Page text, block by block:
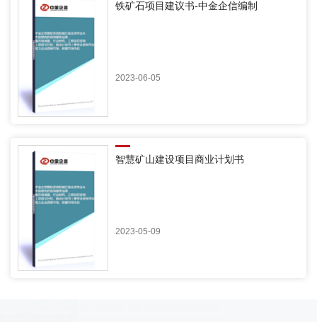
铁矿石项目建议书-中金企信编制
2023-06-05
智慧矿山建设项目商业计划书
2023-05-09